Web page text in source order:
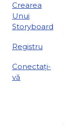
Crearea
Unui
Storyboard
Registru
Conectați-
vă